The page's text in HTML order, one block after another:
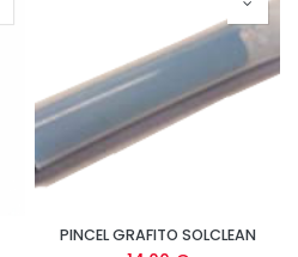
PINCEL GRAFITO SOLCLEAN